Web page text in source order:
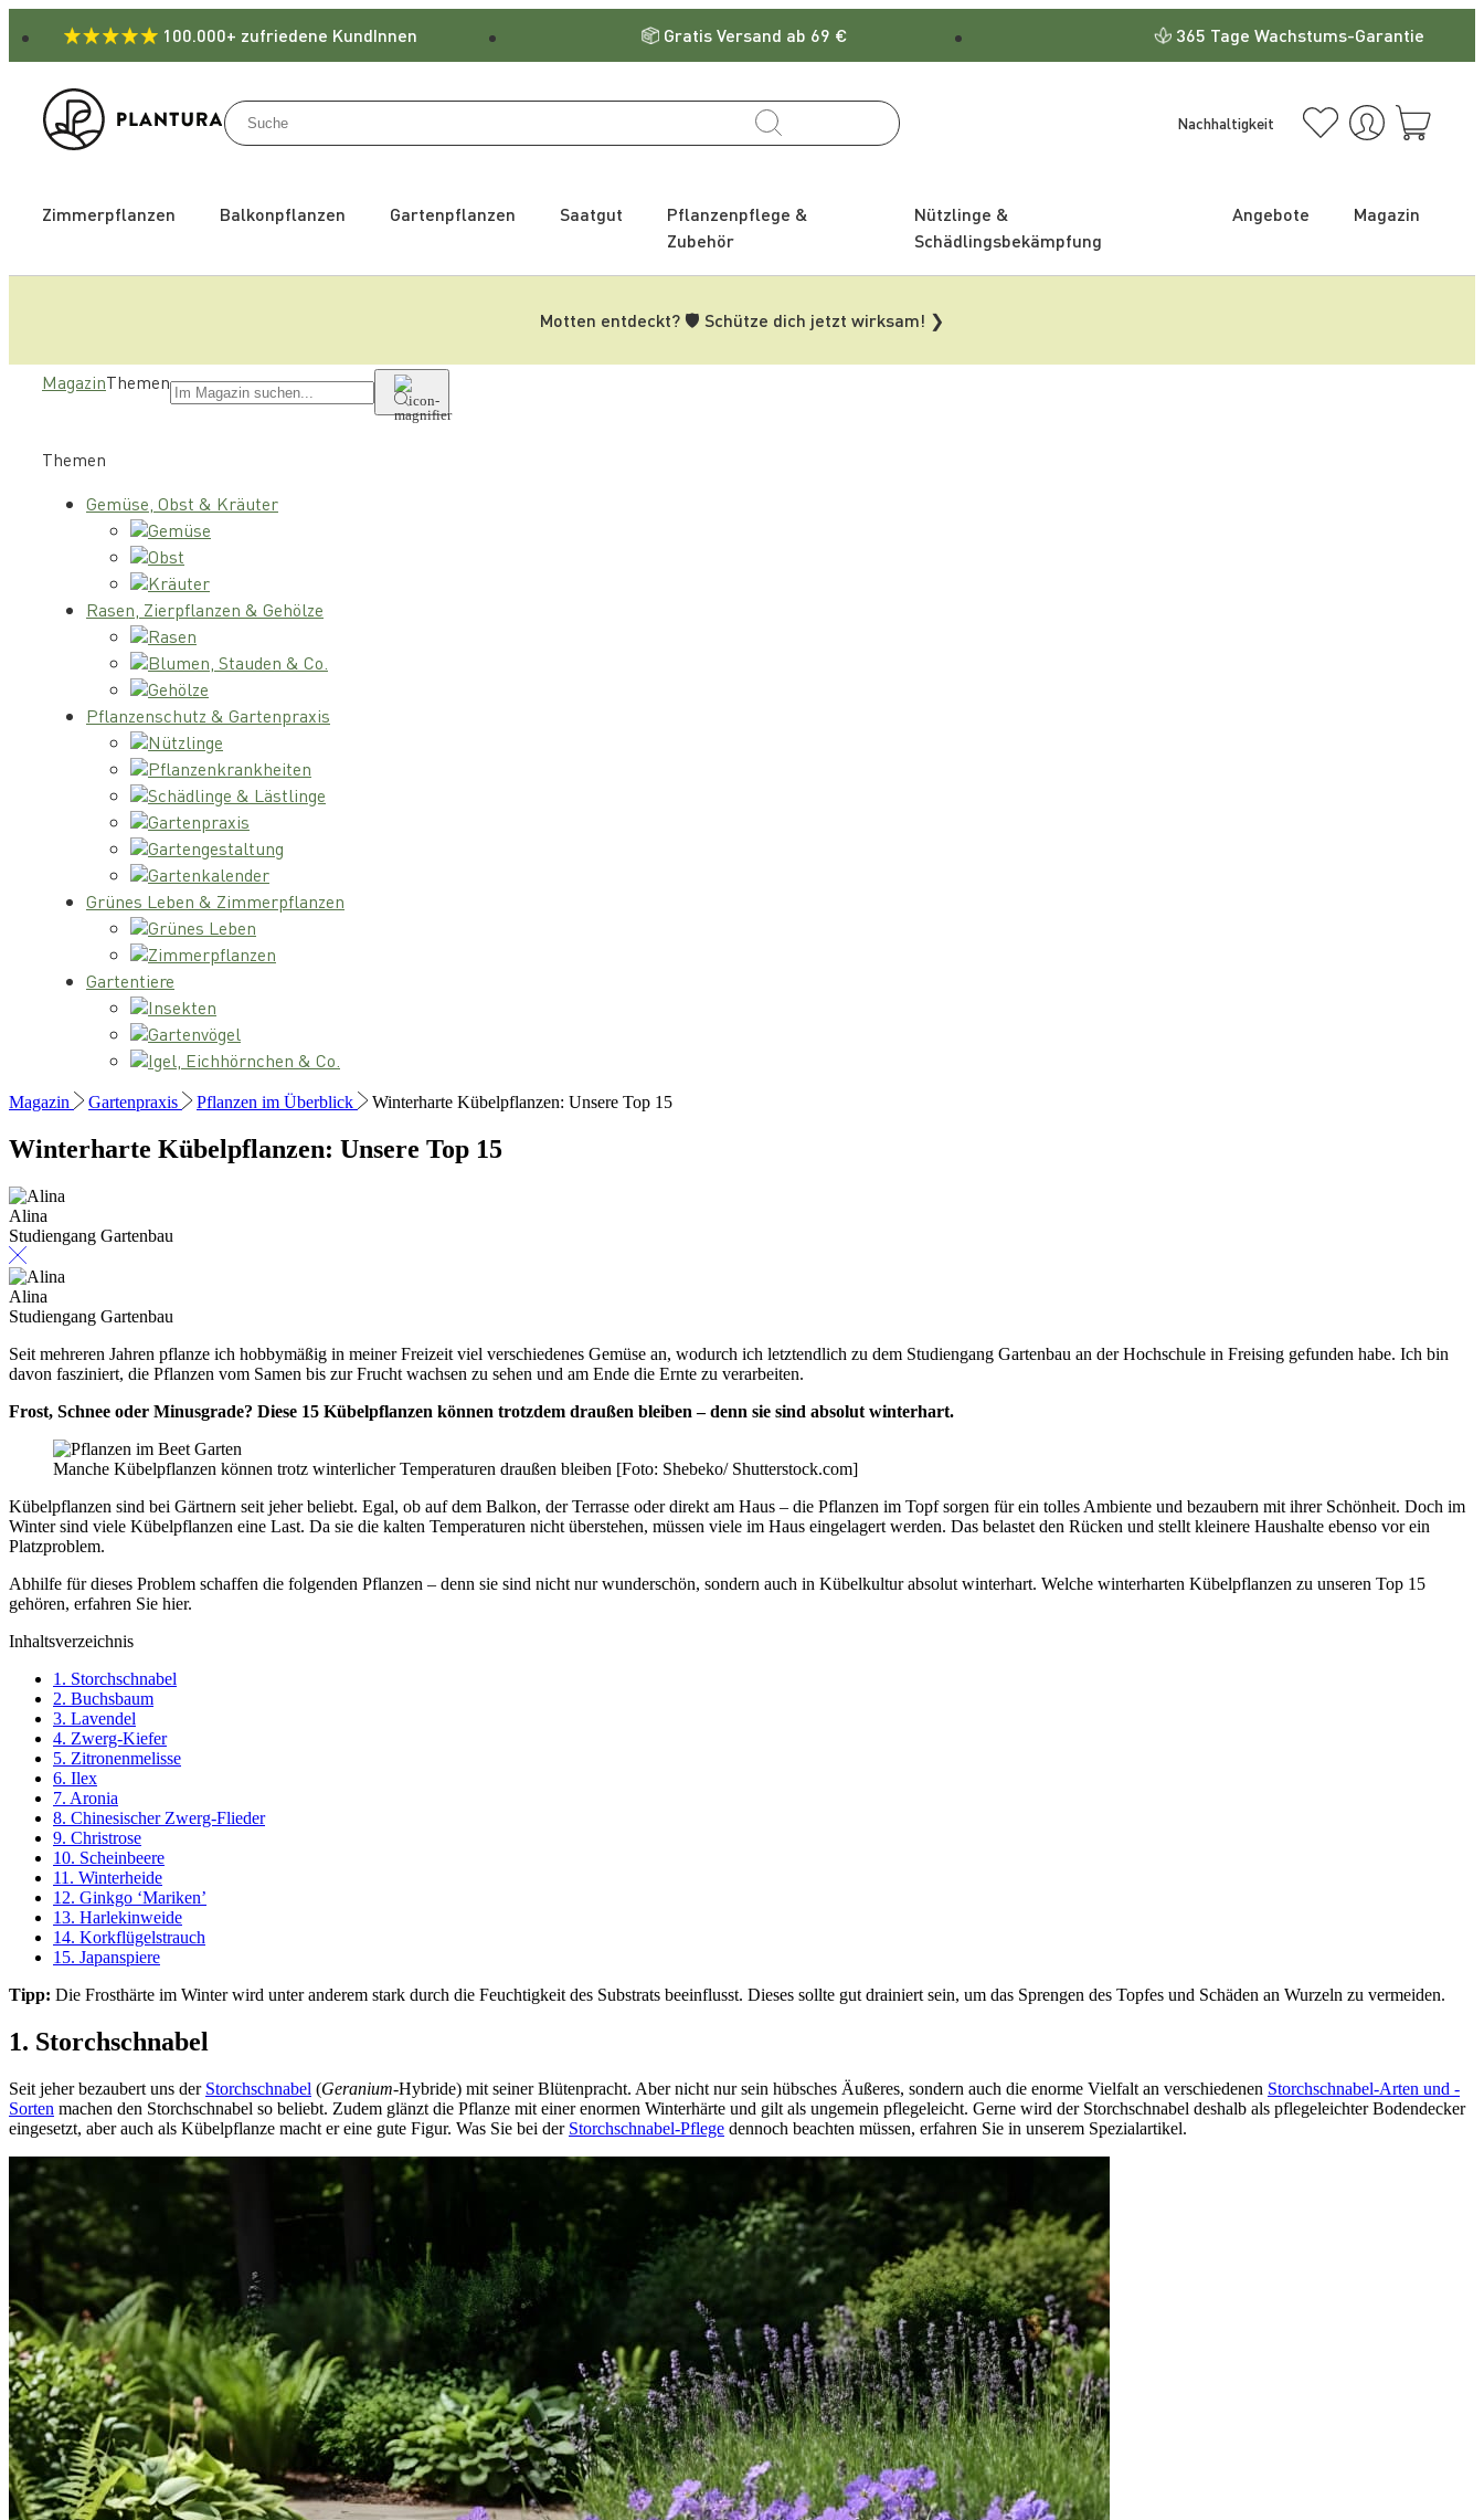
100.000+ zufriedene KundInnen Gratis Versand ab 69 € 365 Tage Wachstums-Garantie
Nachhaltigkeit
Zimmerpflanzen Balkonpflanzen Gartenpflanzen Saatgut
Pflanzenpflege &
Zubehör
Nützlinge &
Schädlingsbekämpfung
Angebote Magazin
Motten entdeckt? 🛡️ Schütze dich jetzt wirksam! ❯
MagazinThemen
Themen
Gemüse, Obst & Kräuter
Gemüse
Obst
Kräuter
Rasen, Zierpflanzen & Gehölze
Rasen
Blumen, Stauden & Co.
Gehölze
Pflanzenschutz & Gartenpraxis
Nützlinge
Pflanzenkrankheiten
Schädlinge & Lästlinge
Gartenpraxis
Gartengestaltung
Gartenkalender
Grünes Leben & Zimmerpflanzen
Grünes Leben
Zimmerpflanzen
Gartentiere
Insekten
Gartenvögel
Igel, Eichhörnchen & Co.
Magazin Gartenpraxis Pflanzen im Überblick Winterharte Kübelpflanzen: Unsere Top 15
Winterharte Kübelpflanzen: Unsere Top 15
Alina
Studiengang Gartenbau
Alina
Studiengang Gartenbau
Seit mehreren Jahren pflanze ich hobbymäßig in meiner Freizeit viel verschiedenes Gemüse an, wodurch ich letztendlich zu dem Studiengang Gartenbau an der Hochschule in Freising gefunden habe. Ich bin
davon fasziniert, die Pflanzen vom Samen bis zur Frucht wachsen zu sehen und am Ende die Ernte zu verarbeiten.
Frost, Schnee oder Minusgrade? Diese 15 Kübelpflanzen können trotzdem draußen bleiben – denn sie sind absolut winterhart.
Manche Kübelpflanzen können trotz winterlicher Temperaturen draußen bleiben [Foto: Shebeko/ Shutterstock.com]
Kübelpflanzen sind bei Gärtnern seit jeher beliebt. Egal, ob auf dem Balkon, der Terrasse oder direkt am Haus – die Pflanzen im Topf sorgen für ein tolles Ambiente und bezaubern mit ihrer Schönheit. Doch im
Winter sind viele Kübelpflanzen eine Last. Da sie die kalten Temperaturen nicht überstehen, müssen viele im Haus eingelagert werden. Das belastet den Rücken und stellt kleinere Haushalte ebenso vor ein
Platzproblem.
Abhilfe für dieses Problem schaffen die folgenden Pflanzen – denn sie sind nicht nur wunderschön, sondern auch in Kübelkultur absolut winterhart. Welche winterharten Kübelpflanzen zu unseren Top 15
gehören, erfahren Sie hier.
Inhaltsverzeichnis
1. Storchschnabel
2. Buchsbaum
3. Lavendel
4. Zwerg-Kiefer
5. Zitronenmelisse
6. Ilex
7. Aronia
8. Chinesischer Zwerg-Flieder
9. Christrose
10. Scheinbeere
11. Winterheide
12. Ginkgo ‘Mariken’
13. Harlekinweide
14. Korkflügelstrauch
15. Japanspiere
Tipp: Die Frosthärte im Winter wird unter anderem stark durch die Feuchtigkeit des Substrats beeinflusst. Dieses sollte gut drainiert sein, um das Sprengen des Topfes und Schäden an Wurzeln zu vermeiden.
1. Storchschnabel
Seit jeher bezaubert uns der Storchschnabel (Geranium-Hybride) mit seiner Blütenpracht. Aber nicht nur sein hübsches Äußeres, sondern auch die enorme Vielfalt an verschiedenen Storchschnabel-Arten und -
Sorten machen den Storchschnabel so beliebt. Zudem glänzt die Pflanze mit einer enormen Winterhärte und gilt als ungemein pflegeleicht. Gerne wird der Storchschnabel deshalb als pflegeleichter Bodendecker
eingesetzt, aber auch als Kübelpflanze macht er eine gute Figur. Was Sie bei der Storchschnabel-Pflege dennoch beachten müssen, erfahren Sie in unserem Spezialartikel.